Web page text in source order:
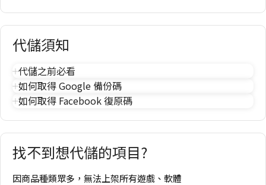
代儲須知
代儲之前必看
如何取得 Google 備份碼
如何取得 Facebook 復原碼
找不到想代儲的項目?
因商品種類眾多，無法上架所有遊戲、軟體